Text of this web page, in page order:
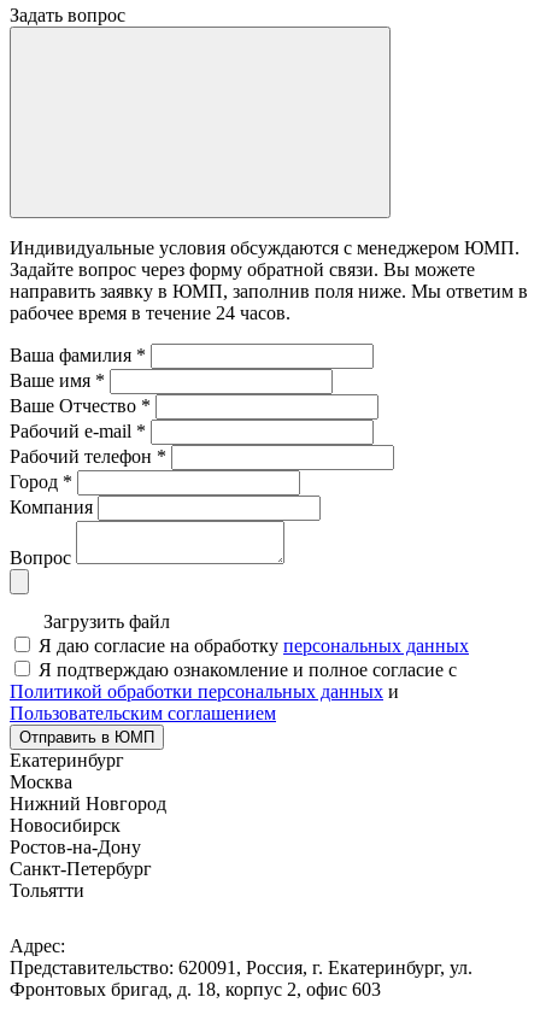
Задать вопрос
Индивидуальные условия обсуждаются с менеджером ЮМП.
Задайте вопрос через форму обратной связи. Вы можете
направить заявку в ЮМП, заполнив поля ниже. Mы ответим в
рабочее время в течение 24 часов.
Ваша фамилия *
Ваше имя *
Ваше Отчество *
Рабочий e-mail *
Рабочий телефон *
Город *
Компания
Вопрос
Загрузить файл
Я даю согласие на обработку персональных данных
Я подтверждаю ознакомление и полное согласие с
Политикой обработки персональных данных и
Пользовательским соглашением
Отправить в ЮМП
Екатеринбург
Москва
Нижний Новгород
Новосибирск
Ростов-на-Дону
Санкт-Петербург
Тольятти
Адрес:
Представительство: 620091, Россия, г. Екатеринбург, ул.
Фронтовых бригад, д. 18, корпус 2, офис 603